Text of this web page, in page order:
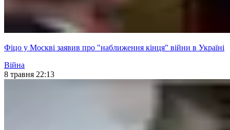
Фіцо у Москві заявив про "наближення кінця" війни в Україні
Війна
8 травня 22:13